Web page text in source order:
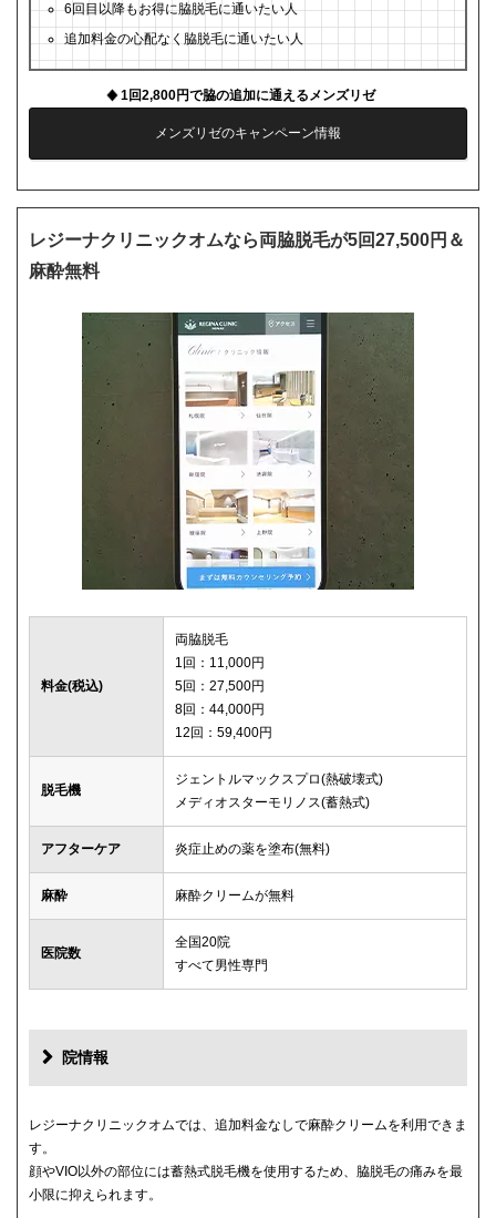
6回目以降もお得に脇脱毛に通いたい人
追加料金の心配なく脇脱毛に通いたい人
1回2,800円で脇の追加に通えるメンズリゼ
メンズリゼのキャンペーン情報
レジーナクリニックオムなら両脇脱毛が5回27,500円＆
麻酔無料
料金(税込)
両脇脱毛
1回：11,000円
5回：27,500円
8回：44,000円
12回：59,400円
脱毛機
ジェントルマックスプロ(熱破壊式)
メディオスターモリノス(蓄熱式)
アフターケア 炎症止めの薬を塗布(無料)
麻酔 麻酔クリームが無料
医院数
全国20院
すべて男性専門
院情報
レジーナクリニックオムでは、追加料金なしで麻酔クリームを利用できま
す。
顔やVIO以外の部位には蓄熱式脱毛機を使用するため、脇脱毛の痛みを最
小限に抑えられます。